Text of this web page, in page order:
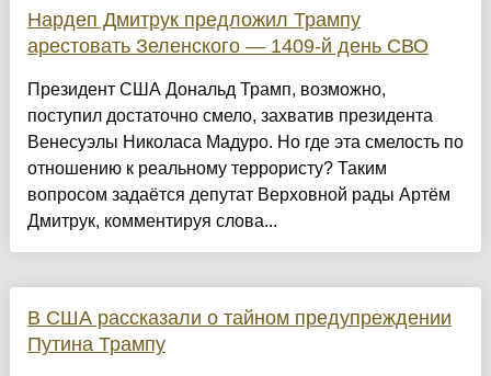
Нардеп Дмитрук предложил Трампу
арестовать Зеленского — 1409-й день СВО
Президент США Дональд Трамп, возможно,
поступил достаточно смело, захватив президента
Венесуэлы Николаса Мадуро. Но где эта смелость по
отношению к реальному террористу? Таким
вопросом задаётся депутат Верховной рады Артём
Дмитрук, комментируя слова...
В США рассказали о тайном предупреждении
Путина Трампу